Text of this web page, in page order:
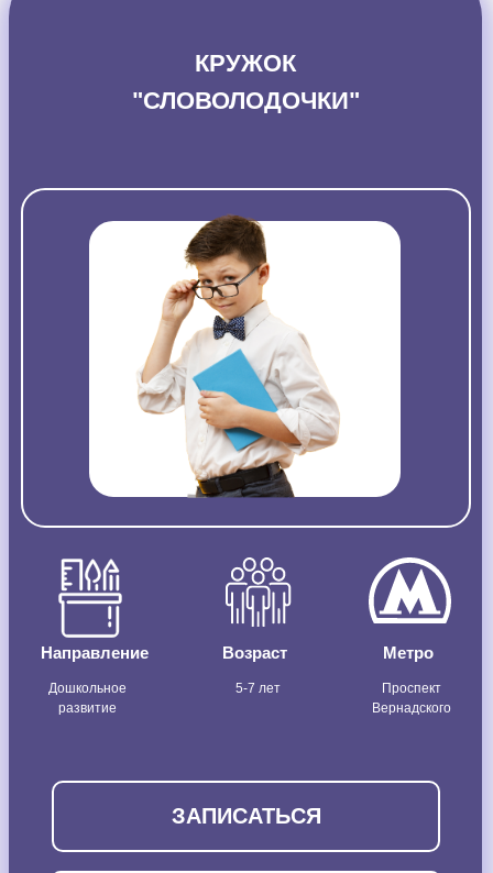
КРУЖОК
"СЛОВОЛОДОЧКИ"
Направление
Дошкольное
развитие
Возраст
5-7 лет
Метро
Проспект
Вернадского
ЗАПИСАТЬСЯ